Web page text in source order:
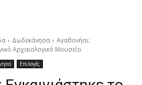
Δωδεκάνησα
Αγαθονήσι:
Αρχαιολογικό Μουσείο
Επιλογές